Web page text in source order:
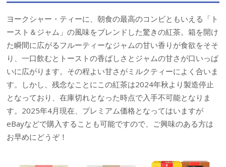
ヨークシャー・ティーに、朝食の最高のコンビともいえる「ト
ースト＆ジャム」の風味をブレンドした驚きの紅茶。箱を開け
た瞬間に広がるフルーティーなジャムの甘い香りが食欲をそそ
り、一口飲むとトーストの香ばしさとジャムの甘さが口いっぱ
いに広がります。その程よい甘さがミルクティーによく合いま
す。しかし、残念なことにこの紅茶は2024年秋より製造停止
となっており、在庫切れとなった時点で入手不可能となりま
す。2025年4月現在、プレミアム価格となってはいますが
eBayなどで購入することも可能ですので、ご興味のある方は
お早めにどうぞ！